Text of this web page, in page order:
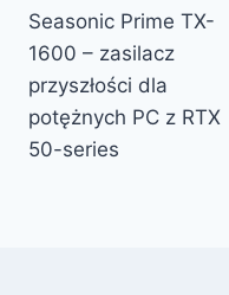
wpisu
Seasonic Prime TX-
1600 – zasilacz
przyszłości dla
potężnych PC z RTX
50-series